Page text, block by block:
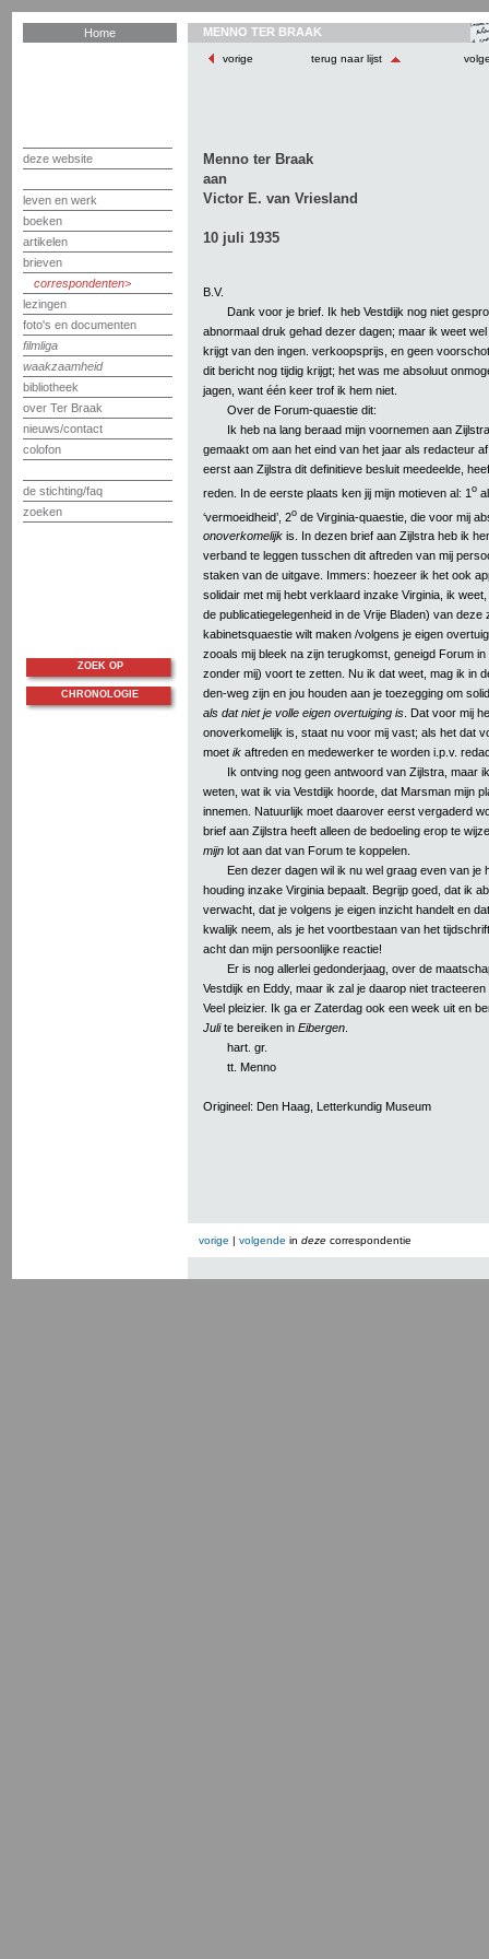
Home
deze website
leven en werk
boeken
artikelen
brieven
correspondenten
lezingen
foto's en documenten
filmliga
waakzaamheid
bibliotheek
over Ter Braak
nieuws/contact
colofon
de stichting/faq
zoeken
MENNO TER BRAAK
vorige terug naar lijst
Menno ter Braak
aan
Victor E. van Vriesland
10 juli 1935
B.V.
Dank voor je brief. Ik heb Vestdijk nog niet
abnormaal druk gehad dezer dagen; maar ik weet
krijgt van den ingen. verkoopsprijs, en geen
dit bericht nog tijdig krijgt; het was me absoluut
jagen, want één keer trof ik hem niet.
Over de Forum-quaestie dit:
Ik heb na lang beraad mijn voornemen aan
gemaakt om aan het eind van het jaar als redacteur
eerst aan Zijlstra dit definitieve besluit meedeelde,
reden. In de eerste plaats ken jij mijn motieven al: 1 o
‘vermoeidheid’, 2o de Virginia-quaestie, die voor mij
onoverkomelijk is. In dezen brief aan Zijlstra heb ik
verband te leggen tusschen dit aftreden van mij
staken van de uitgave. Immers: hoezeer ik het ook
solidair met mij hebt verklaard inzake Virginia, ik
de publicatiegelegenheid in de Vrije Bladen) van deze
kabinetsquaestie wilt maken /volgens je eigen
zooals mij bleek na zijn terugkomst, geneigd Forum
zonder mij) voort te zetten. Nu ik dat weet, mag ik in
den-weg zijn en jou houden aan je toezegging om
als dat niet je volle eigen overtuiging is . Dat voor mij
onoverkomelijk is, staat nu voor mij vast; als het dat
moet ik aftreden en medewerker te worden i.p.v.
Ik ontving nog geen antwoord van Zijlstra, maar
weten, wat ik via Vestdijk hoorde, dat Marsman mijn
innemen. Natuurlijk moet daarover eerst vergaderd
brief aan Zijlstra heeft alleen de bedoeling erop te
mijn lot aan dat van Forum te koppelen.
Een dezer dagen wil ik nu wel graag even van je
houding inzake Virginia bepaalt. Begrijp goed, dat ik
verwacht, dat je volgens je eigen inzicht handelt en
kwalijk neem, als je het voortbestaan van het
acht dan mijn persoonlijke reactie!
Er is nog allerlei gedonderjaag, over de
Vestdijk en Eddy, maar ik zal je daarop niet
Veel pleizier. Ik ga er Zaterdag ook een week uit en
Julite bereiken in Eibergen
hart. gr.
tt. Menno
Origineel: Den Haag, Letterkundig Museum
vorige | volgende in deze correspondentie
ZOEK OP
CHRONOLOGIE